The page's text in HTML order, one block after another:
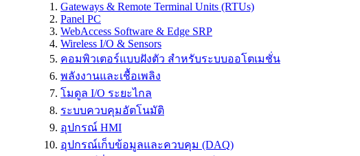
Gateways & Remote Terminal Units (RTUs)
Panel PC
WebAccess Software & Edge SRP
Wireless I/O & Sensors
คอมพิวเตอร์แบบฝังตัว สำหรับระบบออโตเมชั่น
พลังงานและเชื้อเพลิง
โมดูล I/O ระยะไกล
ระบบควบคุมอัตโนมัติ
อุปกรณ์ HMI
อุปกรณ์เก็บข้อมูลและควบคุม (DAQ)